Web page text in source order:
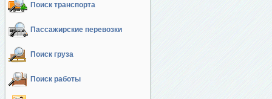
Поиск транспорта
Пассажирские перевозки
Поиск груза
Поиск работы